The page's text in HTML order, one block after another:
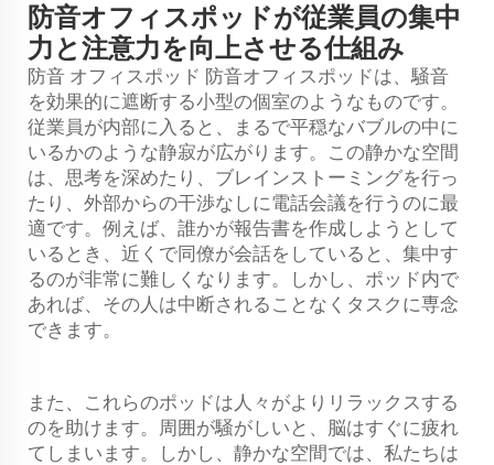
防音オフィスポッドが従業員の集中
力と注意力を向上させる仕組み
防音 オフィスポッド 防音オフィスポッドは、騒音
を効果的に遮断する小型の個室のようなものです。
従業員が内部に入ると、まるで平穏なバブルの中に
いるかのような静寂が広がります。この静かな空間
は、思考を深めたり、ブレインストーミングを行っ
たり、外部からの干渉なしに電話会議を行うのに最
適です。例えば、誰かが報告書を作成しようとして
いるとき、近くで同僚が会話をしていると、集中す
るのが非常に難しくなります。しかし、ポッド内で
あれば、その人は中断されることなくタスクに専念
できます。
また、これらのポッドは人々がよりリラックスする
のを助けます。周囲が騒がしいと、脳はすぐに疲れ
てしまいます。しかし、静かな空間では、私たちは